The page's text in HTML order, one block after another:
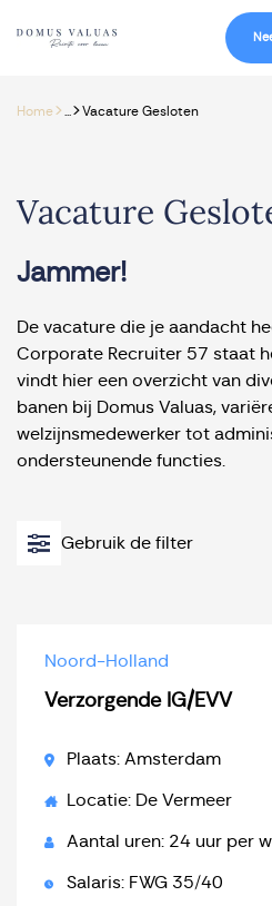
Navigatie overslaan
Home> >Vacature Gesloten
Vacature
Jammer!
De vacature die je aandacht
Corporate Recruiter 57 staat
vindt hier een overzicht van
banen bij Domus Valuas,
welzijnsmedewerker tot
ondersteunende functies.
Gebruik de filter
Noord-Holland
Verzorgende IG/EVV
Plaats: Amsterdam
Locatie: De Vermeer
Aantal uren: 24 uur per
Salaris: FWG 35/40